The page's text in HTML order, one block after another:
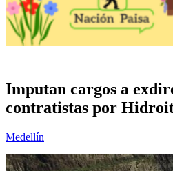
Imputan cargos a
contratistas por
Medellín